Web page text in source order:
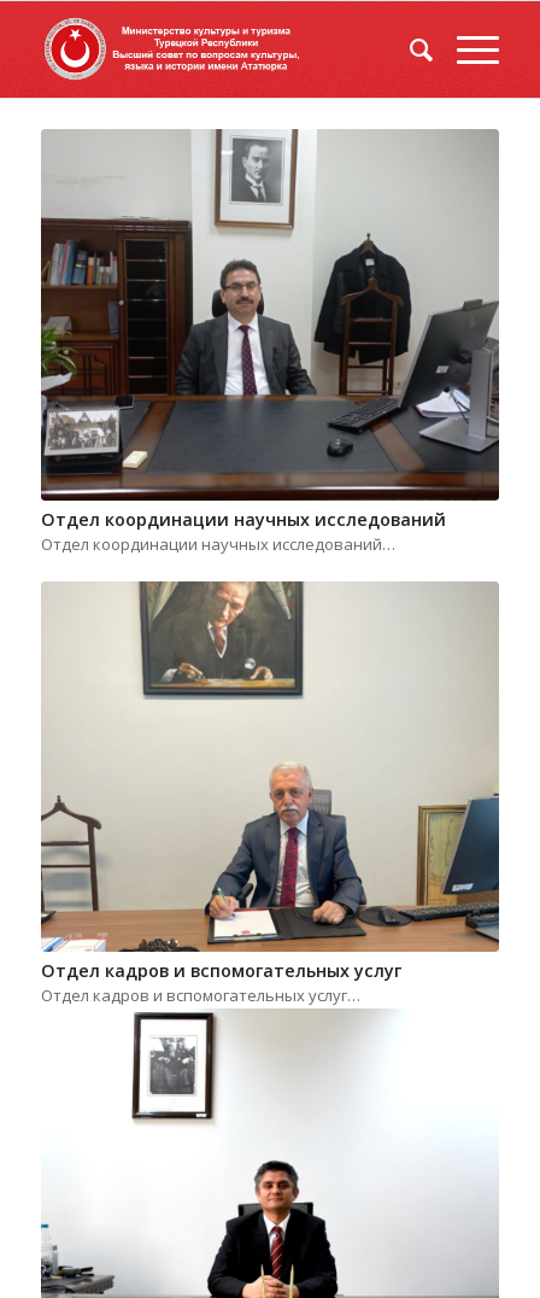
Отдел координации научных исследований
Отдел координации научных исследований…
Отдел кадров и вспомогательных услуг
Отдел кадров и вспомогательных услуг…